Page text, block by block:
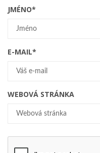
JMÉNO*
E-MAIL*
WEBOVÁ STRÁNKA